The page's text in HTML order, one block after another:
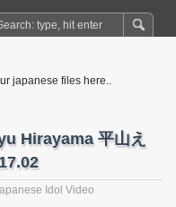
japanese files here..
Hirayama 平山え
Idol Video